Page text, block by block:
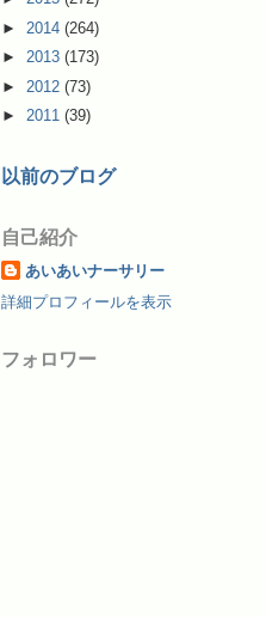
► 2014 (264)
► 2013 (173)
► 2012 (73)
► 2011 (39)
以前のブログ
自己紹介
あいあいナーサリー
詳細プロフィールを表示
フォロワー